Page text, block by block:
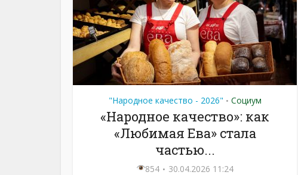
"Народное качество - 2026" • Социум
«Народное качество»: как
«Любимая Ева» стала
частью...
854
30.04.2026 11:24